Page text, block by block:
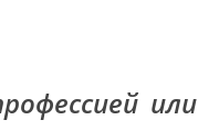
или